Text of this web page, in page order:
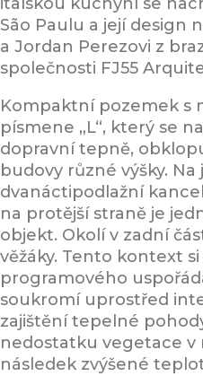
São Paulu a její design
a Jordan Perezovi z
společnosti FJ55
Kompaktní pozemek s
písmene „L“, který se
dopravní tepně,
budovy různé výšky.
dvanáctipodlažní
na protější straně je
objekt. Okolí v zadní
věžáky. Tento kontext
programového
soukromí uprostřed
zajištění tepelné
nedostatku vegetace v
následek zvýšené